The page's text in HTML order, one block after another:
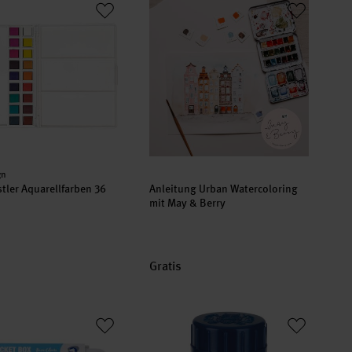
Aquarellfarben 36
Anleitung Urban Watercoloring
mit May & Berry
Gratis
Rubbelkrepp eingefärbt 20ml